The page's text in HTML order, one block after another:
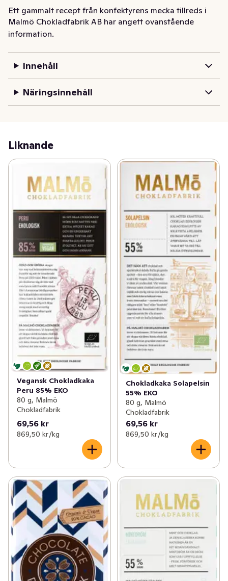
Ett gammalt recept från konfektyrens mecka tillreds i
våra egna maskiner för en mästerlig balansakt mellan
nötigt och blommigt, fruktigt och syrligt.
Malmö Chokladfabrik AB har angett ovanstående
information.
Innehåll
Näringsinnehåll
Liknande
Vegansk Chokladkaka
Peru 85% EKO
80 g, Malmö
Chokladfabrik
69,56 kr
869,50 kr /kg
Chokladkaka Solapelsin
55% EKO
80 g, Malmö
Chokladfabrik
69,56 kr
869,50 kr /kg